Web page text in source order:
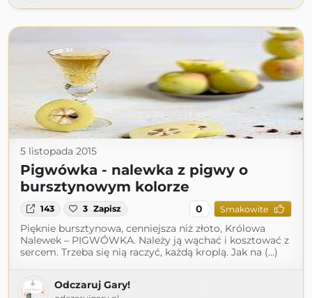
5 listopada 2015
Pigwówka - nalewka z pigwy o
bursztynowym kolorze
143 3 Zapisz 0 Smakowite
Pięknie bursztynowa, cenniejsza niż złoto, Królowa
Nalewek – PIGWÓWKA. Należy ją wąchać i kosztować z
sercem. Trzeba się nią raczyć, każdą kroplą. Jak na (...)
Odczaruj Gary!